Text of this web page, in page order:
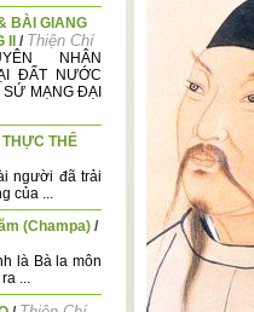
BÀI GIANG
/ Thiện Chí
NHÂN
ĐẤT NƯỚC
MẠNG ĐẠI
THỂ
người đã trải
của ...
(Champa) /
là Bà la môn
...